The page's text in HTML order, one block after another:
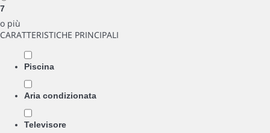
7
o più
CARATTERISTICHE PRINCIPALI
Piscina
Aria condizionata
Televisore